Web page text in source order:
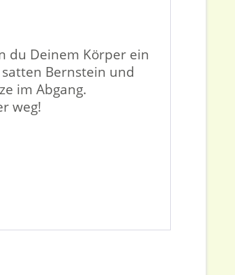
du Deinem Körper ein
Bernstein und
im Abgang.
weg!